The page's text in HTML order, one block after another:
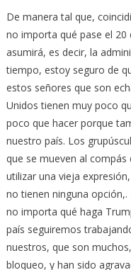
De manera tal que,
no importa qué pase el
asumirá, es decir, la
tiempo, estoy seguro de
estos señores que son
Unidos tienen muy poco
poco que hacer porque
nuestro país. Los
que se mueven al
utilizar una vieja
no tienen ninguna
no importa qué haga
país seguiremos
nuestros, que son
bloqueo, y han sido